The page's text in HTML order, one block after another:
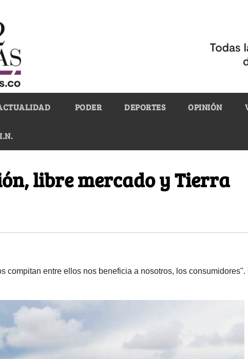
PODER DEPORTES OPINIÓN
libre mercado y Tierra
compitan entre ellos nos beneficia a nosotros, los consumidores".